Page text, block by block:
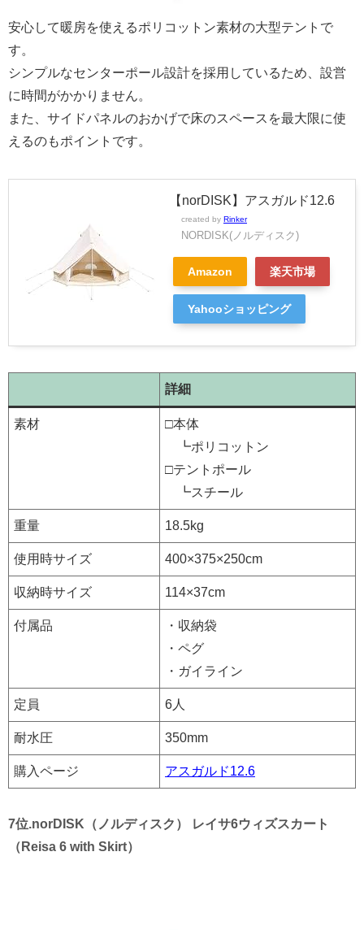
安心して暖房を使えるポリコットン素材の大型テントで
す。
シンプルなセンターポール設計を採用しているため、設営
に時間がかかりません。
また、サイドパネルのおかげで床のスペースを最大限に使
えるのもポイントです。
【norDISK】アスガルド12.6
created by Rinker
NORDISK(ノルディスク)
Amazon 楽天市場
Yahooショッピング
詳細
素材
□本体
┗ポリコットン
□テントポール
┗スチール
重量 18.5kg
使用時サイズ 400×375×250cm
収納時サイズ 114×37cm
付属品
・収納袋
・ペグ
・ガイライン
定員 6人
耐水圧 350mm
購入ページ アスガルド12.6
7位.norDISK（ノルディスク） レイサ6ウィズスカート
（Reisa 6 with Skirt）